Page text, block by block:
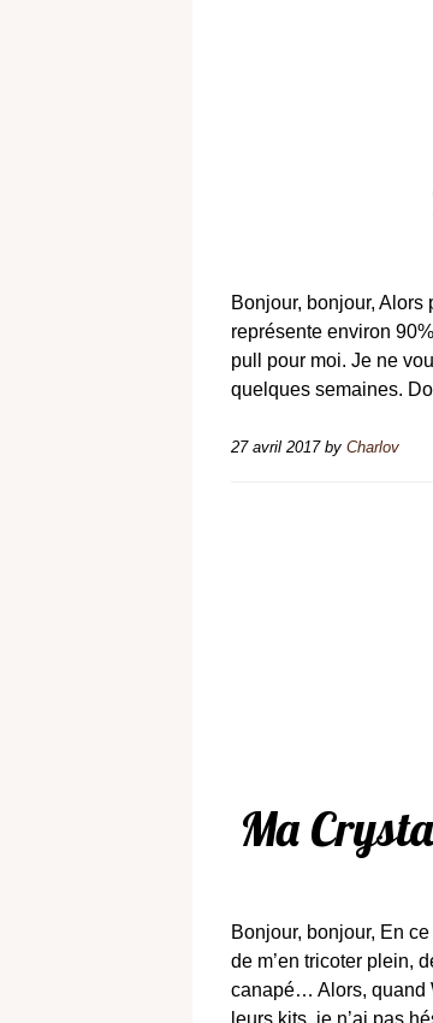
Bonjour, bonjour,
représente environ
pull pour moi. Je ne
quelques semaines.
27 avril 2017by Charlov
Ma
Bonjour, bonjour, En
de m’en tricoter plein,
canapé… Alors, quand